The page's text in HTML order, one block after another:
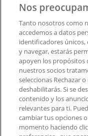
Contacto
Tienda mal
Notificar un
¿Encontraste un
aplicación?
Índices
Nos
Tanto nosotros como
accedemos a datos
identificadores únicos,
y navegar, estarás
apoyen los propósitos
nuestros socios
seleccionas Rechazar
deshabilitarás. Si se
contenido y los
relevantes para ti.
cambiar tus opciones
momento haciendo